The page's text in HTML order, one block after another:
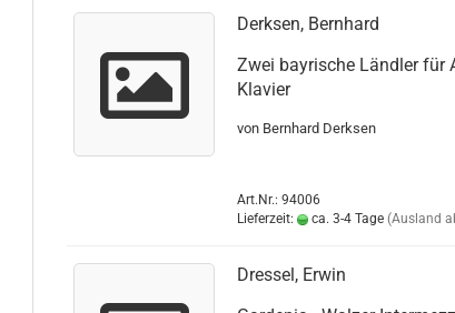
Derksen, Bernhard
Zwei bayrische Ländler für
Klavier
von Bernhard Derksen
Art.Nr.: 94006
Lieferzeit:
ca. 3-4 Tage (Ausland
Dressel, Erwin